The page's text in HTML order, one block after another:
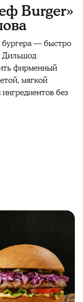
Burger»
бургера — быстро
фирменный
мягкой
без